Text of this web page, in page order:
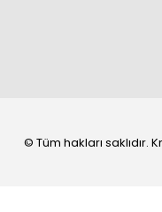
© Tüm hakları saklıdır.